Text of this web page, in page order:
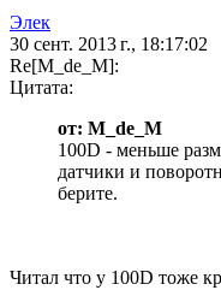
Элек
30 сент. 2013 г., 18:17:02
Re[M_de_M]:
Цитата:
от: M_de_M
100D - меньше
датчики и
берите.
Читал что у 100D тоже